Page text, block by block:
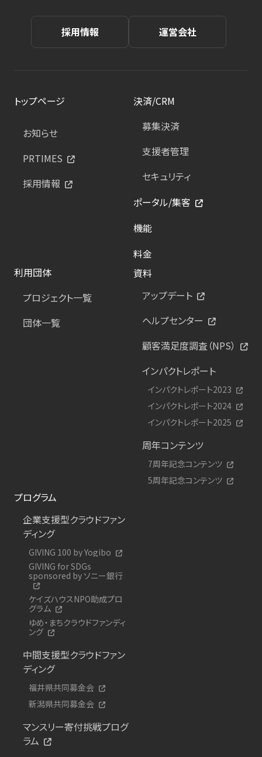
採用情報 運営会社
トップページ
お知らせ
PRTIMES
採用情報
決済/CRM
募集決済
支援者管理
セキュリティ
ポータル/集客
機能
料金
利用団体
プロジェクト一覧
団体一覧
資料
アップデート
ヘルプセンター
顧客満足度調査（NPS）
インパクトレポート
インパクトレポート2023
インパクトレポート2024
インパクトレポート2025
周年コンテンツ
7周年記念コンテンツ
5周年記念コンテンツ
プログラム
企業支援型クラウドファン
ディング
GIVING 100 by Yogibo
GIVING for SDGs
sponsored by ソニー銀行
ケイズハウスNPO助成プロ
グラム
ゆめ・まちクラウドファンディ
ング
中間支援型クラウドファン
ディング
福井県共同募金会
新潟県共同募金会
マンスリー寄付挑戦プログ
ラム